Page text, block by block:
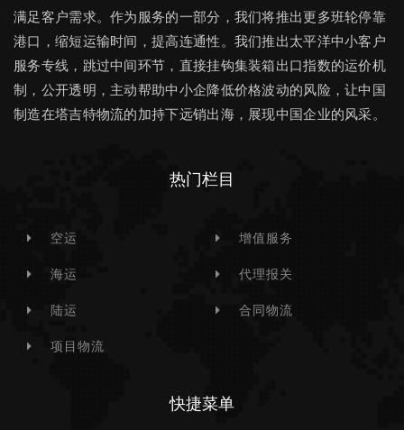
满足客户需求。作为服务的一部分，我们将推出更多班轮停靠
港口，缩短运输时间，提高连通性。我们推出太平洋中小客户
服务专线，跳过中间环节，直接挂钩集装箱出口指数的运价机
制，公开透明，主动帮助中小企降低价格波动的风险，让中国
制造在塔吉特物流的加持下远销出海，展现中国企业的风采。
热门栏目
空运
海运
陆运
项目物流
增值服务
代理报关
合同物流
快捷菜单